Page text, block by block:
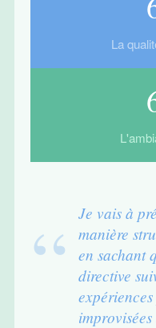
La
Je vais à
manière
en sachant
directive